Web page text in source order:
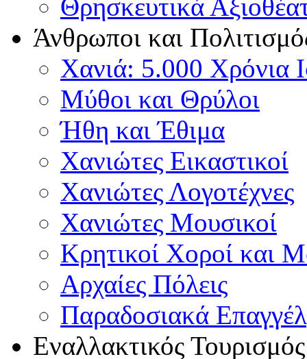
Θρησκευτικά
Άνθρωποι και
Χανιά: 5.000 Χρόνια
Μύθοι και Θρύλοι
Ήθη και Έθιμα
Χανιώτες Εικαστικοί
Χανιώτες Λογοτέχνες
Χανιώτες Μουσικοί
Κρητικοί Χοροί και
Αρχαίες Πόλεις
Παραδοσιακά
Εναλλακτικός Τουρισμός